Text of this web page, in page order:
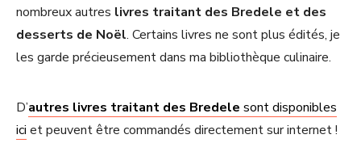
nombreux autres livres traitant des Bredele et des
desserts de Noël. Certains livres ne sont plus édités, je
les garde précieusement dans ma bibliothèque culinaire.
D’autres livres traitant des Bredele sont disponibles
ici et peuvent être commandés directement sur internet !